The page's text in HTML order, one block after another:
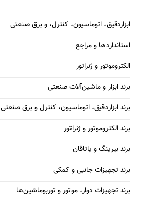
ابزاردقیق، اتوماسیون، کنترل، و برق صنعتی
استانداردها و مراجع
الکتروموتور و ژنراتور
برند ابزار و ماشین‌آلات صنعتی
برند ابزاردقیق، اتوماسیون، کنترل و برق صنعتی
برند الکتروموتور و ژنراتور
برند بیرینگ و یاتاقان
برند تجهیزات جانبی و کمکی
برند تجهیزات دوار، موتور و توربوماشین‌ها